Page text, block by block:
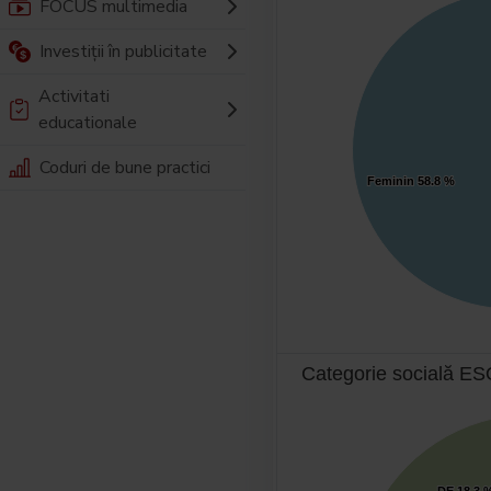
FOCUS multimedia
Investiții în publicitate
Activitati
educationale
Coduri de bune practici
Feminin 58.8 %
Feminin 58.8 %
Categorie socială